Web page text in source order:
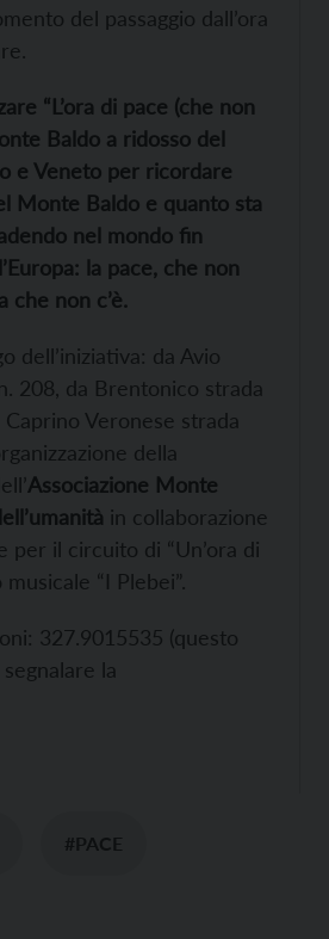
del passaggio dall’ora
“L’ora di pace (che non
Baldo a ridosso del
e Veneto per ricordare
Monte Baldo e quanto sta
nel mondo fin
la pace, che non
che non c’è.
dell’iniziativa: da Avio
208, da Brentonico strada
Veronese strada
della
Associazione Monte
in collaborazione
per il circuito di “Un’ora di
“I Plebei”.
327.9015535 (questo
la
#PACE